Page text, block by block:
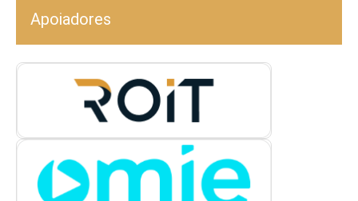
Apoiadores